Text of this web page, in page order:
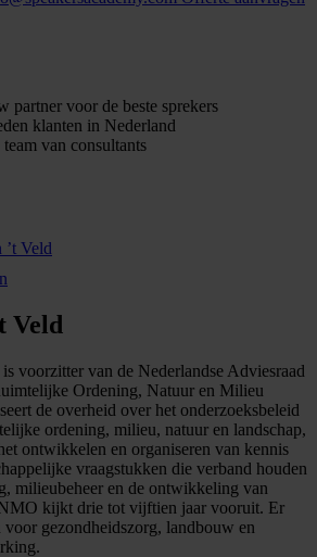
partner voor de beste sprekers
klanten in Nederland
van consultants
Veld
Veld
voorzitter van de Nederlandse Adviesraad
Ordening, Natuur en Milieu
de overheid over het onderzoeksbeleid
ordening, milieu, natuur en landschap,
ontwikkelen en organiseren van kennis
vraagstukken die verband houden
milieubeheer en de ontwikkeling van
kijkt drie tot vijftien jaar vooruit. Er
voor gezondheidszorg, landbouw en